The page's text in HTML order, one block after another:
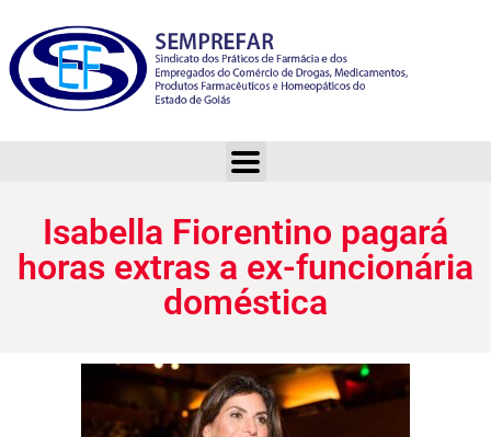
Isabella Fiorentino pagará
horas extras a ex-funcionária
doméstica